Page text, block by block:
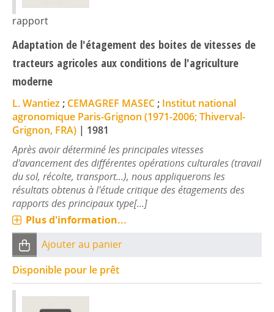
rapport
Adaptation de l'étagement des boites de vitesses de
tracteurs agricoles aux conditions de l'agriculture
moderne
L. Wantiez ; CEMAGREF MASEC ; Institut national
agronomique Paris-Grignon (1971-2006; Thiverval-
Grignon, FRA) | 1981
Après avoir déterminé les principales vitesses
d'avancement des différentes opérations culturales (travail
du sol, récolte, transport...), nous appliquerons les
résultats obtenus à l'étude critique des étagements des
rapports des principaux type[...]
Plus d'information...
Ajouter au panier
Disponible pour le prêt